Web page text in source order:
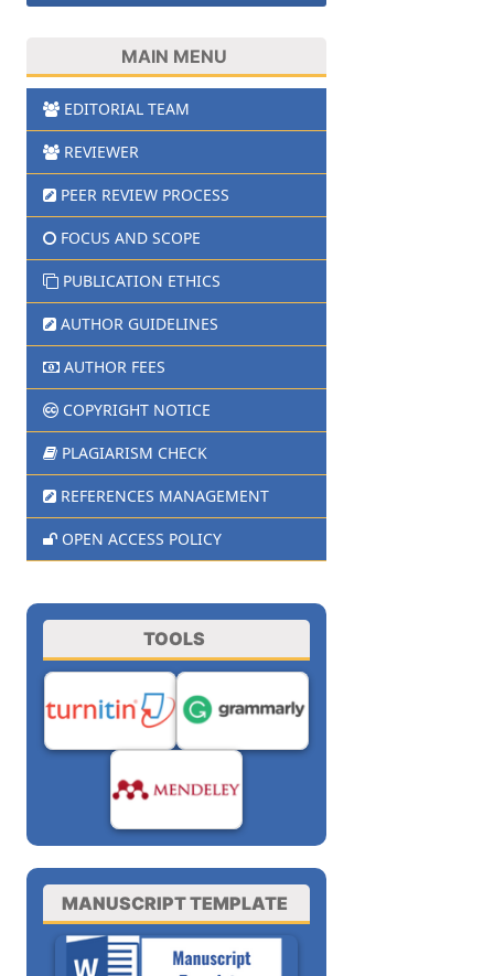
MAIN MENU
EDITORIAL TEAM
REVIEWER
PEER REVIEW PROCESS
FOCUS AND SCOPE
PUBLICATION ETHICS
AUTHOR GUIDELINES
AUTHOR FEES
COPYRIGHT NOTICE
PLAGIARISM CHECK
REFERENCES MANAGEMENT
OPEN ACCESS POLICY
TOOLS
MANUSCRIPT TEMPLATE